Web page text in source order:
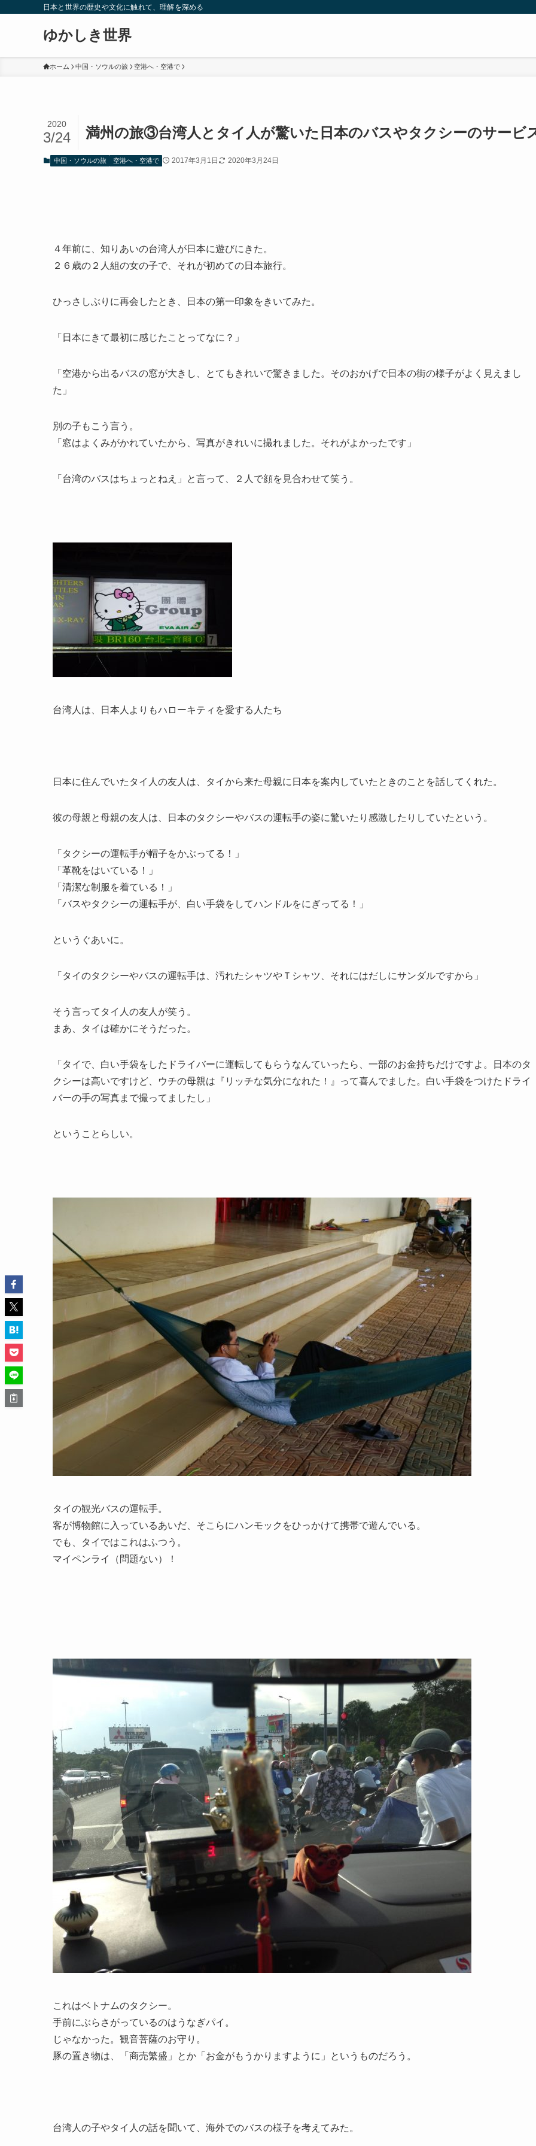
日本と世界の歴史や文化に触れて、理解を深める
ゆかしき世界
ホーム 中国・ソウルの旅 空港へ・空港で
満州の旅③台湾人とタイ人が驚いた日本のバスやタクシーのサービ
2020
3/24
中国・ソウルの旅 空港へ・空港で 2017年3月1日 2020年3月24日
４年前に、知りあいの台湾人が日本に遊びにきた。
２６歳の２人組の女の子で、それが初めての日本旅行。
ひっさしぶりに再会したとき、日本の第一印象をきいてみた。
「日本にきて最初に感じたことってなに？」
「空港から出るバスの窓が大きし、とてもきれいで驚きました。そのおかげで日本の街の様子がよく見えまし
た」
別の子もこう言う。
「窓はよくみがかれていたから、写真がきれいに撮れました。それがよかったです」
「台湾のバスはちょっとねえ」と言って、２人で顔を見合わせて笑う。
台湾人は、日本人よりもハローキティを愛する人たち
日本に住んでいたタイ人の友人は、タイから来た母親に日本を案内していたときのことを話してくれた。
彼の母親と母親の友人は、日本のタクシーやバスの運転手の姿に驚いたり感激したりしていたという。
「タクシーの運転手が帽子をかぶってる！」
「革靴をはいている！」
「清潔な制服を着ている！」
「バスやタクシーの運転手が、白い手袋をしてハンドルをにぎってる！」
というぐあいに。
「タイのタクシーやバスの運転手は、汚れたシャツやＴシャツ、それにはだしにサンダルですから」
そう言ってタイ人の友人が笑う。
まあ、タイは確かにそうだった。
「タイで、白い手袋をしたドライバーに運転してもらうなんていったら、一部のお金持ちだけですよ。日本のタ
クシーは高いですけど、ウチの母親は『リッチな気分になれた！』って喜んでました。白い手袋をつけたドライ
バーの手の写真まで撮ってましたし」
ということらしい。
タイの観光バスの運転手。
客が博物館に入っているあいだ、そこらにハンモックをひっかけて携帯で遊んでいる。
でも、タイではこれはふつう。
マイペンライ（問題ない）！
これはベトナムのタクシー。
手前にぶらさがっているのはうなぎパイ。
じゃなかった。観音菩薩のお守り。
豚の置き物は、「商売繁盛」とか「お金がもうかりますように」というものだろう。
台湾人の子やタイ人の話を聞いて、海外でのバスの様子を考えてみた。